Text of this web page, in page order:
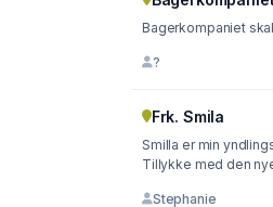
Bagerkompaniet
?
Frk. Smila
Smilla er min
Tillykke med den
Stephanie